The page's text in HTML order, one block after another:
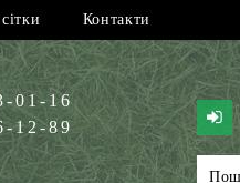
Контакти
01-16
12-89